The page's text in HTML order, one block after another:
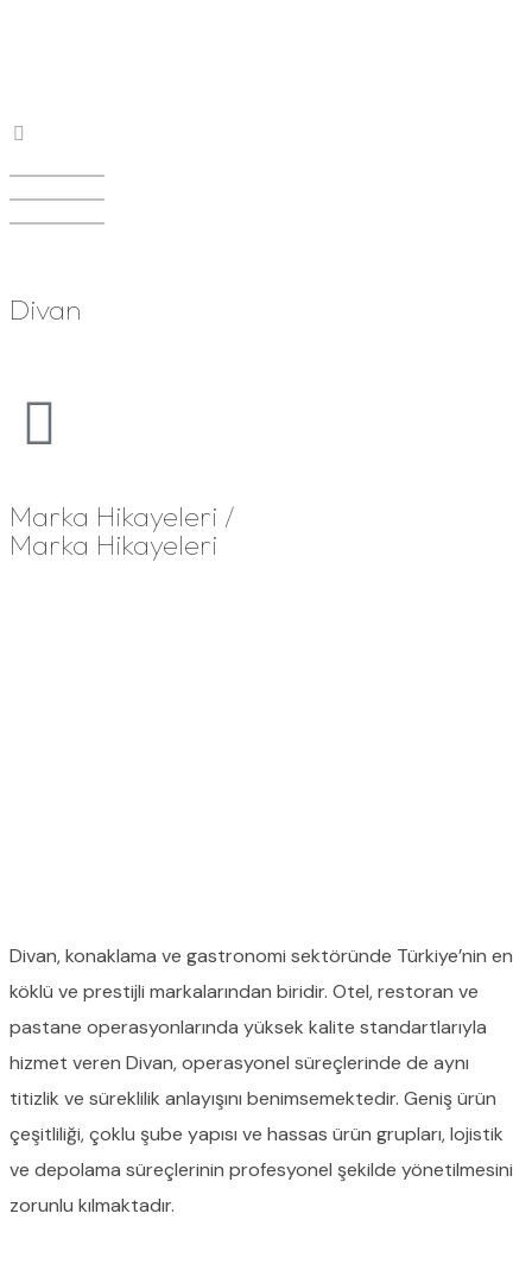
Divan
Marka Hikayeleri /
Marka Hikayeleri
Divan, konaklama ve gastronomi sektöründe Türkiye’nin en
köklü ve prestijli markalarından biridir. Otel, restoran ve
pastane operasyonlarında yüksek kalite standartlarıyla
hizmet veren Divan, operasyonel süreçlerinde de aynı
titizlik ve süreklilik anlayışını benimsemektedir. Geniş ürün
çeşitliliği, çoklu şube yapısı ve hassas ürün grupları, lojistik
ve depolama süreçlerinin profesyonel şekilde yönetilmesini
zorunlu kılmaktadır.